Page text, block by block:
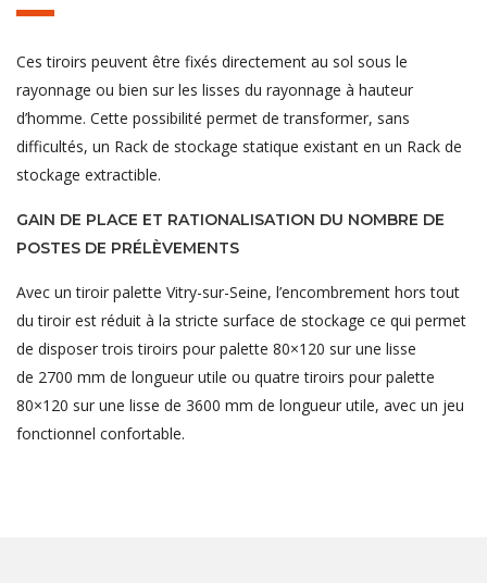
Ces tiroirs peuvent être fixés directement au sol sous le
rayonnage ou bien sur les lisses du rayonnage à hauteur
d’homme. Cette possibilité permet de transformer, sans
difficultés, un Rack de stockage statique existant en un Rack de
stockage extractible.
GAIN DE PLACE ET RATIONALISATION DU NOMBRE DE
POSTES DE PRÉLÈVEMENTS
Avec un tiroir palette Vitry-sur-Seine, l’encombrement hors tout
du tiroir est réduit à la stricte surface de stockage ce qui permet
de disposer trois tiroirs pour palette 80×120 sur une lisse
de 2700 mm de longueur utile ou quatre tiroirs pour palette
80×120 sur une lisse de 3600 mm de longueur utile, avec un jeu
fonctionnel confortable.